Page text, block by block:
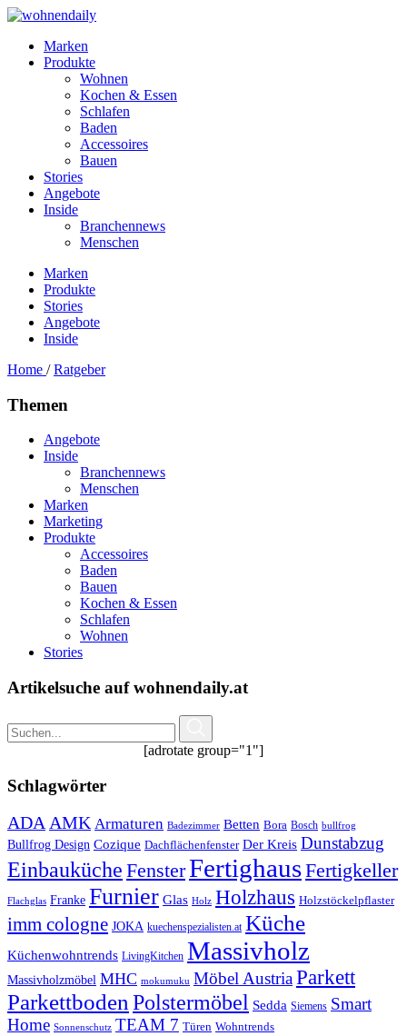
Marken
Produkte
Wohnen
Kochen & Essen
Schlafen
Baden
Accessoires
Bauen
Stories
Angebote
Inside
Branchennews
Menschen
Marken
Produkte
Stories
Angebote
Inside
Home /Ratgeber
Themen
Angebote
Inside
Branchennews
Menschen
Marken
Marketing
Produkte
Accessoires
Baden
Bauen
Kochen & Essen
Schlafen
Wohnen
Stories
Artikelsuche auf wohnendaily.at
[adrotate group="1"]
Schlagwörter
ADA AMK Armaturen Badezimmer Betten Bora Bosch bullfrog
Bullfrog Design Cozique Dachflächenfenster Der Kreis Dunstabzug
Einbauküche FensterFertighausFertigkeller
Flachglas Franke Furnier Glas Holz Holzhaus Holzstöckelpflaster
imm cologne JOKA kuechenspezialisten.at Küche
Küchenwohntrends LivingKitchen Massivholz
Massivholzmöbel MHC mokumuku Möbel AustriaParkett
Parkettboden Polstermöbel Sedda Siemens Smart
Home Sonnenschutz TEAM 7 Türen Wohntrends